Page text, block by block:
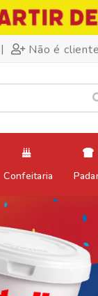
| Não é
Confeitaria